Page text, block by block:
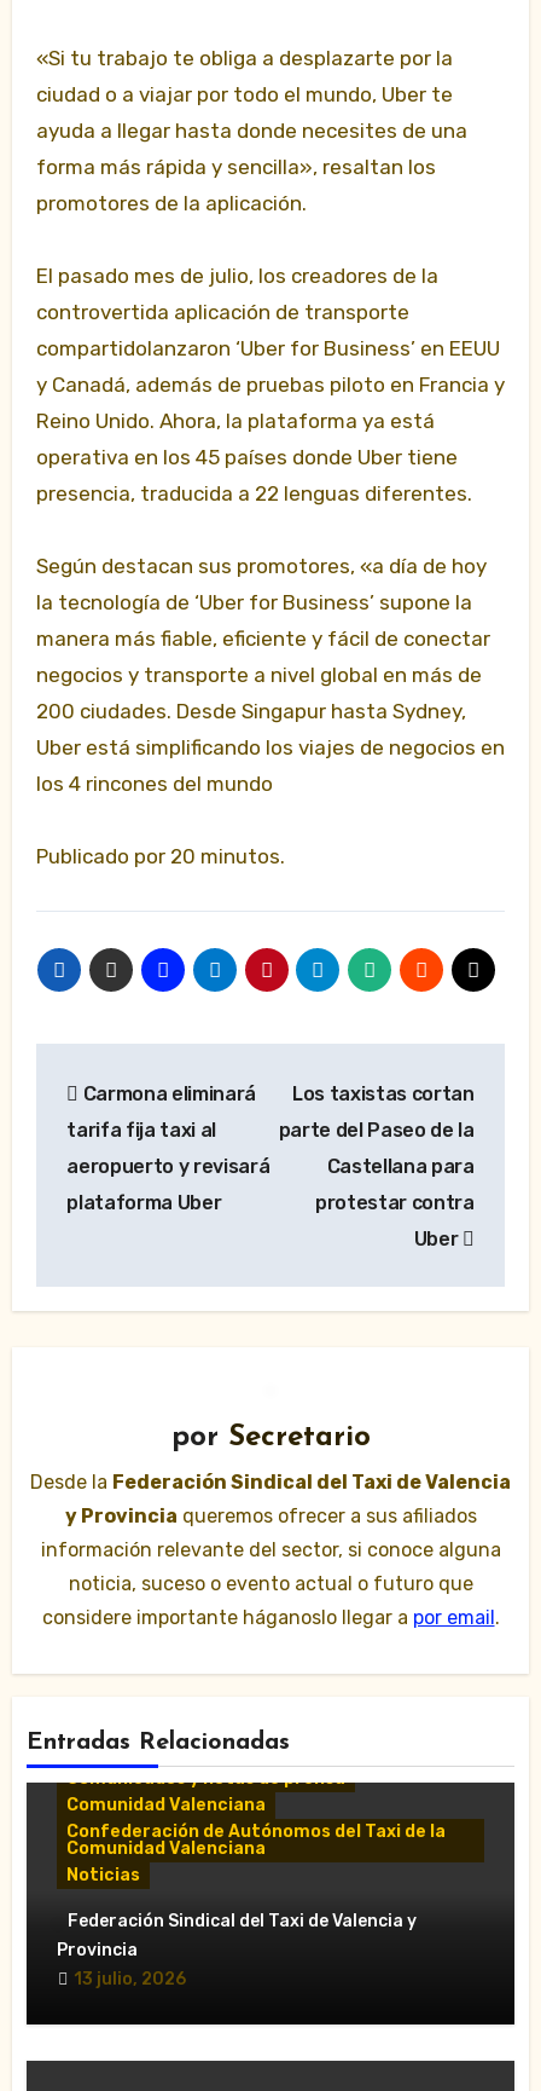
«Si tu trabajo te obliga a desplazarte por la
ciudad o a viajar por todo el mundo, Uber te
ayuda a llegar hasta donde necesites de una
forma más rápida y sencilla», resaltan los
promotores de la aplicación.
El pasado mes de julio, los creadores de la
controvertida aplicación de transporte
compartidolanzaron ‘Uber for Business’ en EEUU
y Canadá, además de pruebas piloto en Francia y
Reino Unido. Ahora, la plataforma ya está
operativa en los 45 países donde Uber tiene
presencia, traducida a 22 lenguas diferentes.
Según destacan sus promotores, «a día de hoy
la tecnología de ‘Uber for Business’ supone la
manera más fiable, eficiente y fácil de conectar
negocios y transporte a nivel global en más de
200 ciudades. Desde Singapur hasta Sydney,
Uber está simplificando los viajes de negocios en
los 4 rincones del mundo
Publicado por 20 minutos.
de
entradas
Carmona eliminará
tarifa fija taxi al
aeropuerto y revisará
plataforma Uber
Los taxistas cortan
parte del Paseo de la
Castellana para
protestar contra
Uber
por Secretario
Desde la Federación Sindical del Taxi de Valencia
y Provincia queremos ofrecer a sus afiliados
información relevante del sector, si conoce alguna
noticia, suceso o evento actual o futuro que
considere importante háganoslo llegar a por email.
Entradas Relacionadas
Comunicados y notas de prensa
Comunidad Valenciana
Confederación de Autónomos del Taxi de la
Comunidad Valenciana
Noticias
«El taxi de Alicante muestra su
desánimo tras una reunión “infructuosa”
con la Conselleria por el Decreto Ley
5/2026»
Federación Sindical del Taxi de Valencia y
Provincia
13 julio, 2026